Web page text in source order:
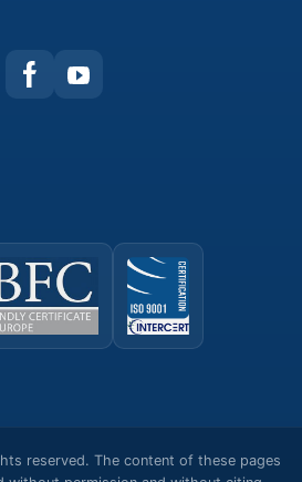
reserved. The content of these pages